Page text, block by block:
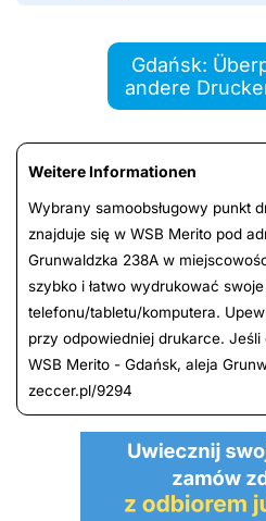
Gdańsk:
andere
Weitere Informationen
Wybrany samoobsługowy punkt
znajduje się w WSB Merito pod
Grunwaldzka 238A w
szybko i łatwo wydrukować
telefonu/tabletu/komputera.
przy odpowiedniej drukarce.
WSB Merito - Gdańsk, aleja
zeccer.pl/9294